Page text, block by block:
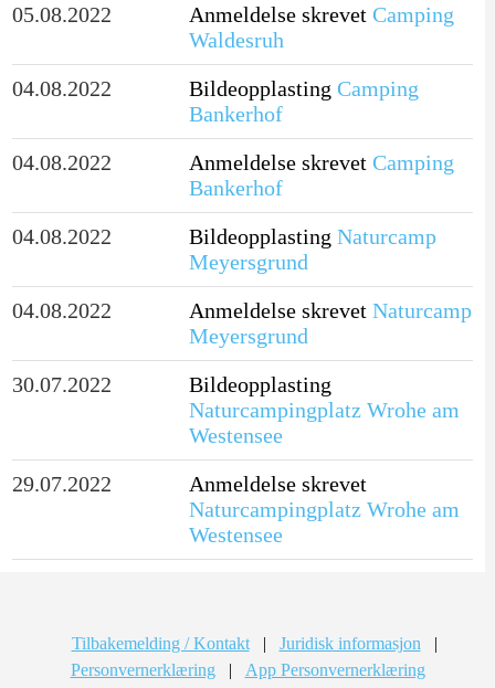
05.08.2022
Anmeldelse skrevet Camping
Waldesruh
04.08.2022
Bildeopplasting Camping
Bankerhof
04.08.2022
Anmeldelse skrevet Camping
Bankerhof
04.08.2022
Bildeopplasting Naturcamp
Meyersgrund
04.08.2022
Anmeldelse skrevet Naturcamp
Meyersgrund
30.07.2022
Bildeopplasting
Naturcampingplatz Wrohe am
Westensee
29.07.2022
Anmeldelse skrevet
Naturcampingplatz Wrohe am
Westensee
Tilbakemelding / Kontakt | Juridisk informasjon
|
Personvernerklæring
| App Personvernerklæring